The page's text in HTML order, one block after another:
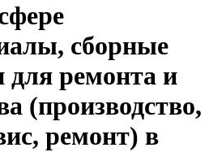
сборные
для ремонта и
(производство,
ремонт) в